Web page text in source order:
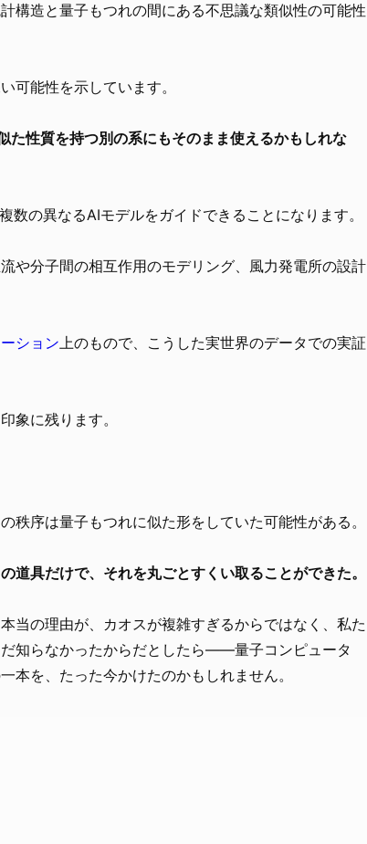
構造と量子もつれの間にある不思議な類似性の可能性
可能性を示しています。
性質を持つ別の系にもそのまま使えるかもしれな
数の異なるAIモデルをガイドできることになります。
や分子間の相互作用のモデリング、風力発電所の設計
ション上のもので、こうした実世界のデータでの実証
象に残ります。
秩序は量子もつれに似た形をしていた可能性がある。
道具だけで、それを丸ごとすくい取ることができた。
当の理由が、カオスが複雑すぎるからではなく、私た
知らなかったからだとしたら――量子コンピュータ
本を、たった今かけたのかもしれません。